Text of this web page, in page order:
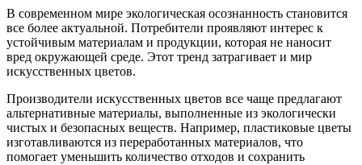
В современном мире экологическая осознанность становится
все более актуальной. Потребители проявляют интерес к
устойчивым материалам и продукции, которая не наносит
вред окружающей среде. Этот тренд затрагивает и мир
искусственных цветов.
Производители искусственных цветов все чаще предлагают
альтернативные материалы, выполненные из экологически
чистых и безопасных веществ. Например, пластиковые цветы
изготавливаются из переработанных материалов, что
помогает уменьшить количество отходов и сохранить